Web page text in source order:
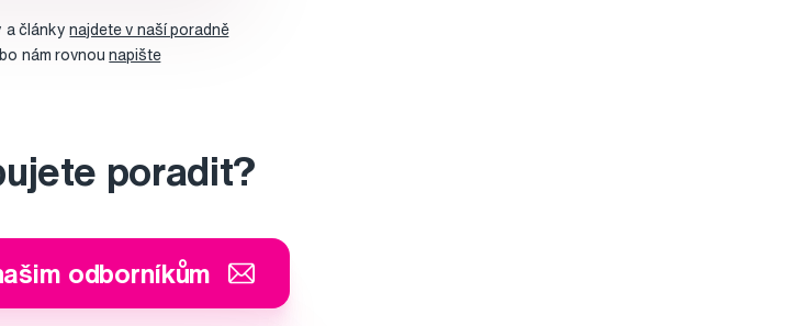
a článkynajdete v naší poradně
nám rovnounapište
poradit?
odborníkům